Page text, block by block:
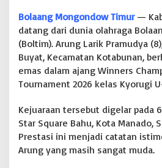
a
s
K
e
j
a
a
a
n
T
a
Bolaang Mongondow Timur—
datang dari dunia olahraga
(Boltim). Arung Larik Pramudya
Buyat, Kecamatan Kotabunan,
emas dalam ajang Winners
Tournament 2026 kelas Kyorugi
Kejuaraan tersebut digelar pada
Star Square Bahu, Kota Manado,
Prestasi ini menjadi catatan
Arung yang masih sangat muda.